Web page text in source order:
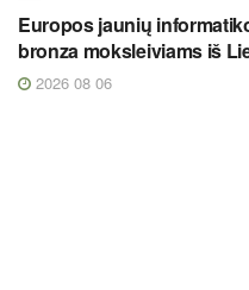
Europos jaunių
bronza moksleiviams iš
2026 08 06